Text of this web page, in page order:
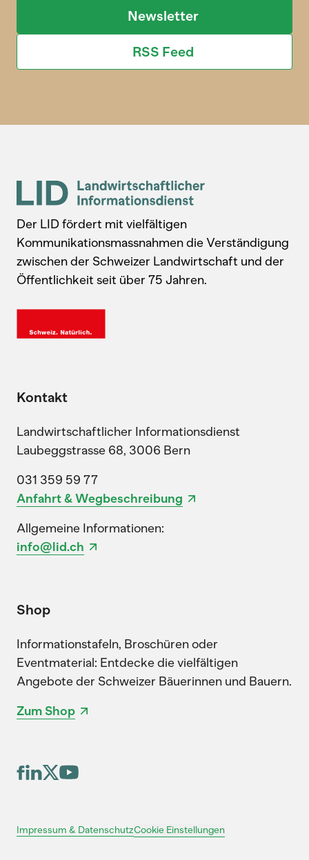
Newsletter
RSS Feed
Der LID fördert mit vielfältigen
Kommunikationsmassnahmen die Verständigung
zwischen der Schweizer Landwirtschaft und der
Öffentlichkeit seit über 75 Jahren.
Kontakt
Landwirtschaftlicher Informationsdienst
Laubeggstrasse 68, 3006 Bern
031 359 59 77
Anfahrt & Wegbeschreibung
Allgemeine Informationen:
info@lid.ch
Shop
Informationstafeln, Broschüren oder
Eventmaterial: Entdecke die vielfältigen
Angebote der Schweizer Bäuerinnen und Bauern.
Zum Shop
Impressum & DatenschutzCookie Einstellungen